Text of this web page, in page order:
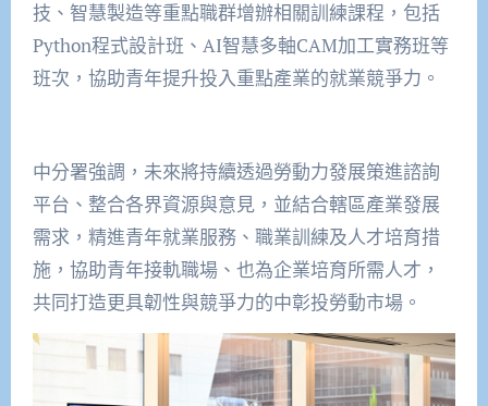
技、智慧製造等重點職群增辦相關訓練課程，包括
Python程式設計班、AI智慧多軸CAM加工實務班等
班次，協助青年提升投入重點產業的就業競爭力。
中分署強調，未來將持續透過勞動力發展策進諮詢
平台、整合各界資源與意見，並結合轄區產業發展
需求，精進青年就業服務、職業訓練及人才培育措
施，協助青年接軌職場、也為企業培育所需人才，
共同打造更具韌性與競爭力的中彰投勞動市場。